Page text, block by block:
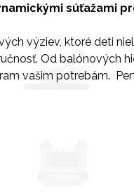
súťažami
výziev, ktoré deti
Od balónových
vašim potrebám.